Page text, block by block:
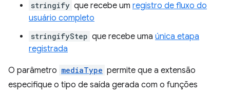
stringify que recebe um registro de fluxo do
usuário completo
stringifyStep que recebe uma única etapa
registrada
O parâmetro mediaType permite que a extensão
especifique o tipo de saída gerada com o funções